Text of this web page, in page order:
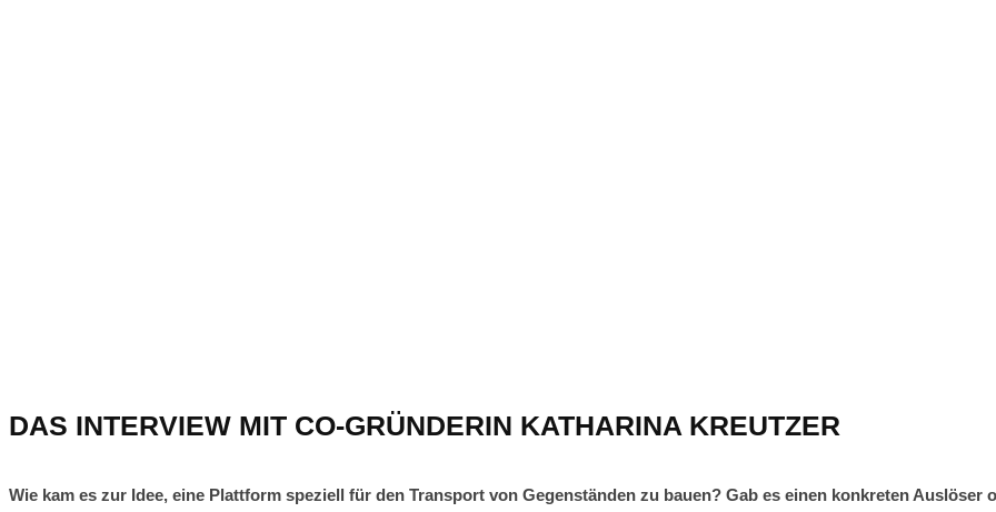
DAS INTERVIEW MIT CO-GRÜNDERIN KATHARINA KREUTZER
Wie kam es zur Idee, eine Plattform speziell für den Transport von Gegenständen zu bauen? Gab es einen konkreten Auslöser